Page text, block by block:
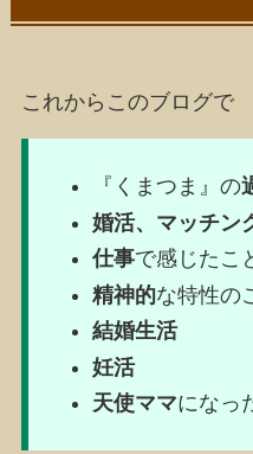
これからこのブログで
『くまつま』の
婚活、マッチン
仕事で感じたこ
精神的な特性の
結婚生活
妊活
天使ママになっ